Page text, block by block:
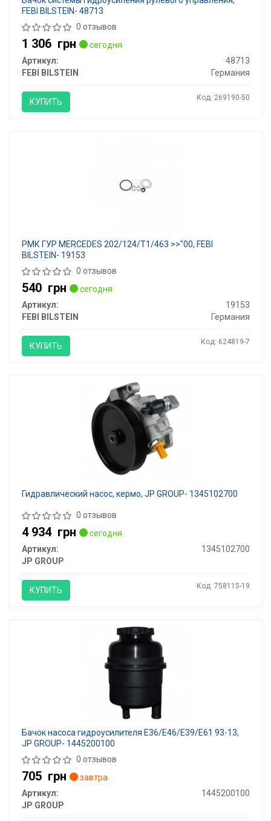
FEBI BILSTEIN- 48713
0 отзывов
1 306 грн
сегодня
Артикул:
48713
FEBI BILSTEIN
Германия
КУПИТЬ Код: 269190-50
РМК ГУР MERCEDES 202/124/T1/463 >>"00, FEBI
BILSTEIN- 19153
0 отзывов
540 грн
сегодня
Артикул:
19153
FEBI BILSTEIN
Германия
КУПИТЬ Код: 624819-7
Гидравлический насос, кермо, JP GROUP- 1345102700
0 отзывов
4 934 грн
сегодня
Артикул:
1345102700
JP GROUP
КУПИТЬ Код: 758115-19
Бачок насоса гидроусилителя E36/E46/E39/E61 93-13,
JP GROUP- 1445200100
0 отзывов
705 грн
завтра
Артикул:
1445200100
JP GROUP